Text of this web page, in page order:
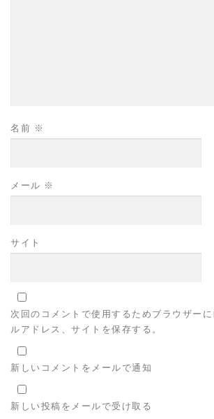
名前 ※
メール ※
サイト
次回のコメントで使用するためブラウザー
ルアドレス、サイトを保存する。
新しいコメントをメールで通知
新しい投稿をメールで受け取る